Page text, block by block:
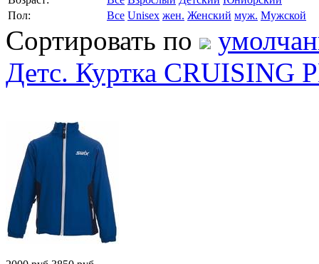
Пол:
Все Unisex жен. Женский муж. Мужской
Сортировать по
Детс. Куртка CRUISING